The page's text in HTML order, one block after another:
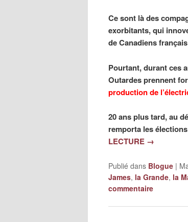
Ce sont là des
exorbitants, qui
de Canadiens
Pourtant, durant ces
Outardes prennent
production de
20 ans plus tard, au
remporta les
LECTURE →
Publié dans Blogue |
James, la Grande, la
commentaire